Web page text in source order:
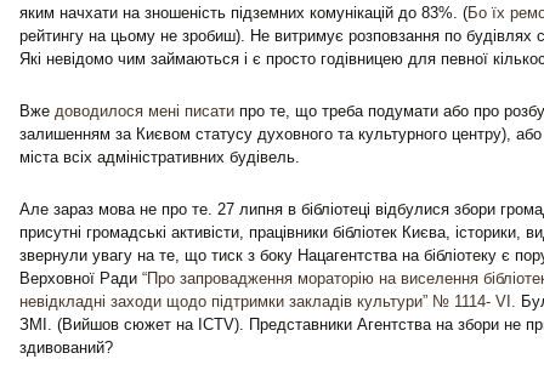
яким начхати на зношеність підземних комунікацій до 83%. (Бо їх
рейтингу на цьому не зробиш). Не витримує розповзання по будівлях
Які невідомо чим займаються і є просто годівницею для певної
Вже доводилося мені писати про те, що треба подумати або про
залишенням за Києвом статусу духовного та культурного центру),
міста всіх адміністративних будівель.
Але зараз мова не про те. 27 липня в бібліотеці відбулися збори
присутні громадські активісти, працівники бібліотек Києва, історики,
звернули увагу на те, що тиск з боку Нацагентства на бібліотеку є
Верховної Ради “Про запровадження мораторію на виселення
невідкладні заходи щодо підтримки закладів культури” № 1114- VI.
ЗМІ. (Вийшов сюжет на ICTV). Представники Агентства на збори не
здивований?